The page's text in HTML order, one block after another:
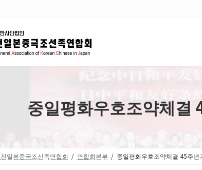
중일평화우호조약체결
전일본중국조선족연합회 연합회본부 중일평화우호조약체결 45주